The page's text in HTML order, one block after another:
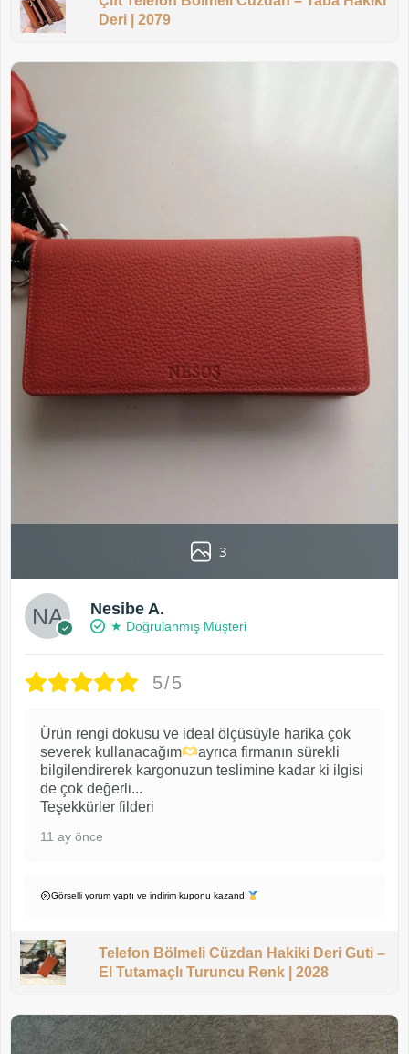
Deri | 2079
3
Nesibe A.
★ Doğrulanmış Müşteri
5/5
Ürün rengi dokusu ve ideal ölçüsüyle harika çok
severek kullanacağım
ayrıca firmanın sürekli
bilgilendirerek kargonuzun teslimine kadar ki ilgisi
de çok değerli...
Teşekkürler filderi
11 ay önce
Görselli yorum yaptı ve indirim kuponu kazandı
Telefon Bölmeli Cüzdan Hakiki Deri Guti –
El Tutamaçlı Turuncu Renk | 2028